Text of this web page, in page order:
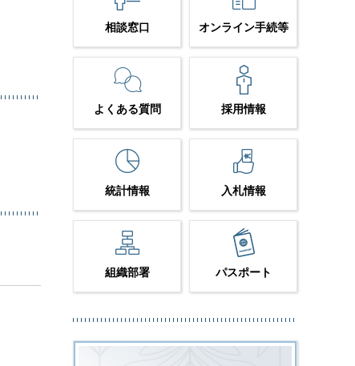
相談窓口 オンライン手続等
よくある質問 採用情報
統計情報 入札情報
組織部署 パスポート